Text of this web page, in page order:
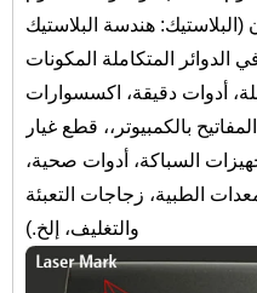
هندسة البلاستيك
الدوائر المتكاملة المكونات
أدوات دقيقة، اكسسوارات
بالكمبيوتر،، قطع غيار
السباكة، أدوات صحية،
الطبية، زجاجات التعبئة
والتغليف، إلخ.)